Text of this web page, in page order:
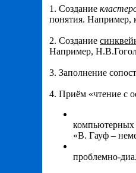
1. Создание
понятия. Например,
2. Создание
Например,
3. Заполнение
4. Приём «чтение с
компьютерных
«В. Гауф –
проблемно-